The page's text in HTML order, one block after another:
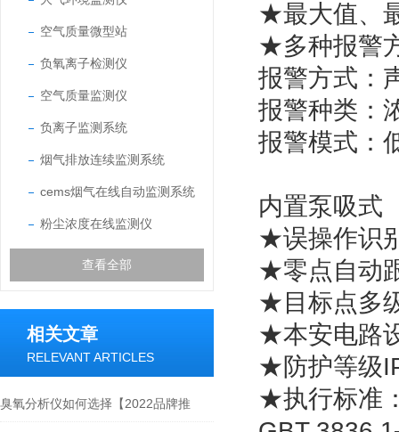
空气质量微型站
负氧离子检测仪
空气质量监测仪
负离子监测系统
烟气排放连续监测系统
cems烟气在线自动监测系统
粉尘浓度在线监测仪
查看全部
相关文章
RELEVANT ARTICLES
臭氧分析仪如何选择【2022品牌推
★最大值、
★多种报警
报警方式：
报警种类：
报警模式
内置泵吸
★误操作识
★零点自动
★目标点多
★本安电路
★防护等级
★执行标准